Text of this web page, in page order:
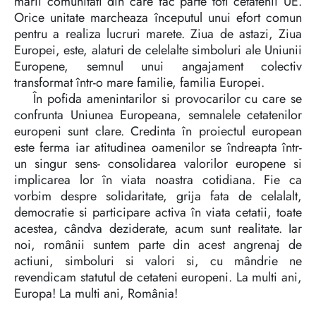
Orice unitate marcheaza începutul unui efort comun
pentru a realiza lucruri marete. Ziua de astazi, Ziua
Europei, este, alaturi de celelalte simboluri ale Uniunii
Europene, semnul unui angajament colectiv
transformat într-o mare familie, familia Europei.
În pofida amenintarilor si provocarilor cu care se
confrunta Uniunea Europeana, semnalele cetatenilor
europeni sunt clare. Credinta în proiectul european
este ferma iar atitudinea oamenilor se îndreapta într-
un singur sens- consolidarea valorilor europene si
implicarea lor în viata noastra cotidiana. Fie ca
vorbim despre solidaritate, grija fata de celalalt,
democratie si participare activa în viata cetatii, toate
acestea, cândva deziderate, acum sunt realitate. Iar
noi, românii suntem parte din acest angrenaj de
actiuni, simboluri si valori si, cu mândrie ne
revendicam statutul de cetateni europeni. La multi ani,
Europa! La multi ani, România!